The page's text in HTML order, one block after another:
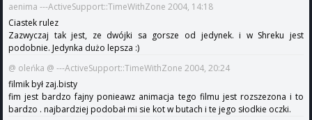
aenima ---ActiveSupport::TimeWithZone 2004, 14:18
Ciastek rulez
Zazwyczaj tak jest, ze dwójki sa gorsze od jedynek. i w Shreku jest
podobnie. Jedynka dużo lepsza :)
@ oleńka @ ---ActiveSupport::TimeWithZone 2004, 20:24
filmik był zaj.bisty
fim jest bardzo fajny ponieawz animacja tego filmu jest rozszezona i to
bardzo . najbardziej podobał mi sie kot w butach i te jego słodkie oczki.